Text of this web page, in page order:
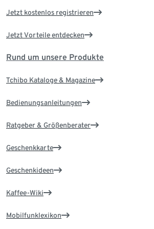
Jetzt kostenlos registrieren
Jetzt Vorteile entdecken
Rund um unsere Produkte
Tchibo Kataloge & Magazine
Bedienungsanleitungen
Ratgeber & Größenberater
Geschenkkarte
Geschenkideen
Kaffee-Wiki
Mobilfunklexikon